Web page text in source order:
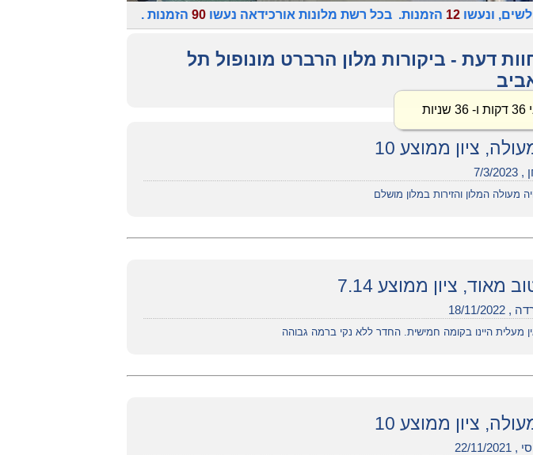
ונעשו12 הזמנות. בכל רשת מלונות אורכידאה נעשו90 הזמנות .
דעת - ביקורות מלון הרברט מונופול תל
ציון ממוצע 10
3/2023
מעולה המלון והזירות במלון מושלם
מאוד, ציון ממוצע 7.14
, 18/11/2022
מעלית היינו בקומה חמישית. החדר ללא נקי ברמה גבוהה
ציון ממוצע 10
, 22/11/2021